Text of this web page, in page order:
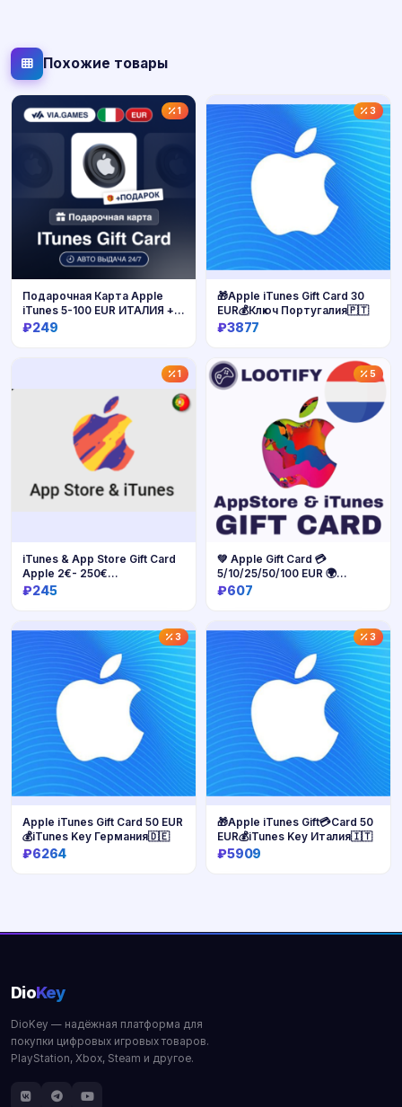
Похожие товары
1
Подарочная Карта Apple
iTunes 5-100 EUR ИТАЛИЯ +
ПОДАРОК
₽249
3
Купить
🎁Apple iTunes Gift Card 30
EUR💰Ключ Португалия🇵🇹
₽3877
1
Купить
iTunes & App Store Gift Card
Apple 2€- 250€
ПОРТУГАЛИЯ
₽245
5
Купить
💚 Apple Gift Card 💳
5/10/25/50/100 EUR 🌍
Нидерланды
₽607
3
Apple iTunes Gift Card 50 EUR
💰iTunes Key Германия🇩🇪
₽6264
3
🎁Apple iTunes Gift💳Card 50
EUR💰iTunes Key Италия🇮🇹
₽5909
DioKey
DioKey — надёжная платформа для
покупки цифровых игровых товаров.
PlayStation, Xbox, Steam и другое.